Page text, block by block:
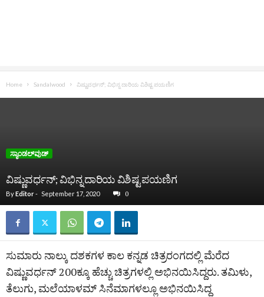
Home Sandalwood ವಿಷ್ಣುವರ್ಧನ್; ವಿಭಿನ್ನ ದಾರಿಯ ವಿಶಿಷ್ಟ ಪಯಣಿಗ
ಸ್ಯಾಂಡಲ್‌ವುಡ್‌
ವಿಷ್ಣುವರ್ಧನ್; ವಿಭಿನ್ನ ದಾರಿಯ ವಿಶಿಷ್ಟ ಪಯಣಿಗ
ByEditor- September 17, 2020 0
ಸುಮಾರು ನಾಲ್ಕು ದಶಕಗಳ ಕಾಲ ಕನ್ನಡ ಚಿತ್ರರಂಗದಲ್ಲಿ ಮೆರೆದ
ವಿಷ್ಣುವರ್ಧನ್ 200ಕ್ಕೂ ಹೆಚ್ಚು ಚಿತ್ರಗಳಲ್ಲಿ ಅಭಿನಯಿಸಿದ್ದರು. ತಮಿಳು,
ತೆಲುಗು, ಮಲೆಯಾಳಮ್ ಸಿನೆಮಾಗಳಲ್ಲೂ ಅಭಿನಯಿಸಿದ್ದ